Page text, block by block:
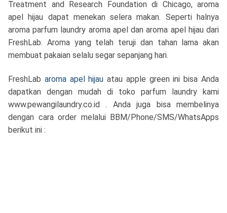
Treatment and Research Foundation di Chicago, aroma
apel hijau dapat menekan selera makan. Seperti halnya
aroma parfum laundry aroma apel dan aroma apel hijau dari
FreshLab. Aroma yang telah teruji dan tahan lama akan
membuat pakaian selalu segar sepanjang hari.
FreshLab aroma apel hijau atau apple green ini bisa Anda
dapatkan dengan mudah di toko parfum laundry kami
www.pewangilaundry.co.id . Anda juga bisa membelinya
dengan cara order melalui BBM/Phone/SMS/WhatsApps
berikut ini :